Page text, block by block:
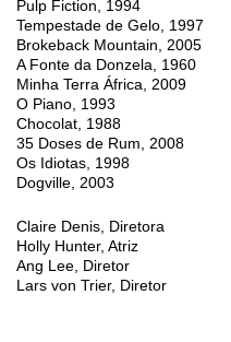
Pulp Fiction, 1994
Tempestade de Gelo, 1997
Brokeback Mountain, 2005
A Fonte da Donzela, 1960
Minha Terra África, 2009
O Piano, 1993
Chocolat, 1988
35 Doses de Rum, 2008
Os Idiotas, 1998
Dogville, 2003
Claire Denis, Diretora
Holly Hunter, Atriz
Ang Lee, Diretor
Lars von Trier, Diretor